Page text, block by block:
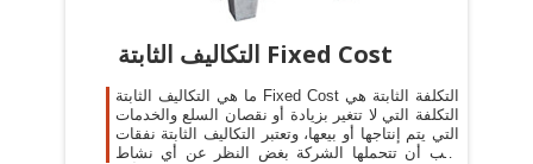
التكاليف الثابتة Fixed Cost
ما هي التكاليف الثابتة Fixed Cost التكلفة الثابتة هي
التكلفة التي لا تتغير بزيادة أو نقصان السلع والخدمات
التي يتم إنتاجها أو بيعها، وتعتبر التكاليف الثابتة نفقات
يجب أن تتحملها الشركة بغض النظر عن أي نشاط